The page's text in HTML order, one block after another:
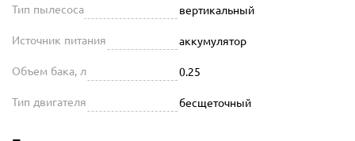
Тип пылесоса вертикальный
Источник питания аккумулятор
Объем бака, л 0.25
Тип двигателя бесщеточный